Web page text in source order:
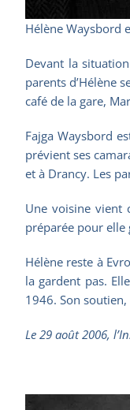
Hélène Waysbord
Devant la
parents d’Hélène
café de la gare,
Fajga Waysbord
prévient ses
et à Drancy. Les
Une voisine vient
préparée pour elle
Hélène reste à
la gardent pas.
1946. Son
Le 29 août 2006,